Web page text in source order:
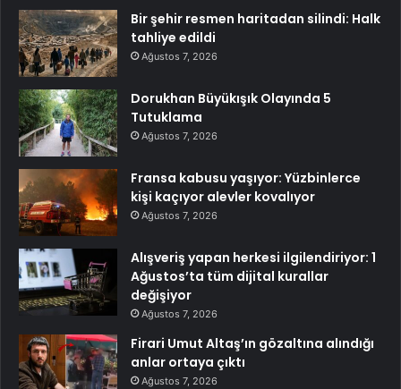
Bir şehir resmen haritadan silindi: Halk
tahliye edildi
Ağustos 7, 2026
Dorukhan Büyükışık Olayında 5
Tutuklama
Ağustos 7, 2026
Fransa kabusu yaşıyor: Yüzbinlerce
kişi kaçıyor alevler kovalıyor
Ağustos 7, 2026
Alışveriş yapan herkesi ilgilendiriyor: 1
Ağustos’ta tüm dijital kurallar
değişiyor
Ağustos 7, 2026
Firari Umut Altaş’ın gözaltına alındığı
anlar ortaya çıktı
Ağustos 7, 2026